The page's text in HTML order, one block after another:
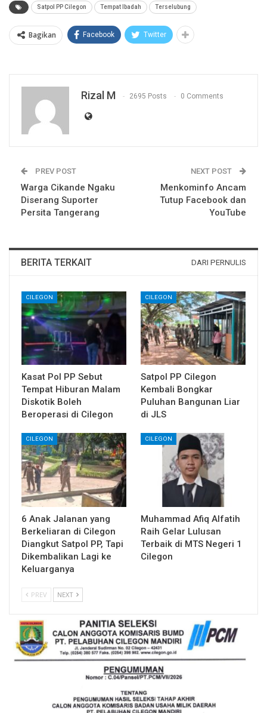
Satpol PP Cilegon Tempat Ibadah Terselubung
Bagikan Facebook Twitter
Rizal M 2695 Posts 0 Comments
PREV POST
Warga Cikande Ngaku
Diserang Suporter
Persita Tangerang
NEXT POST
Menkominfo Ancam
Tutup Facebook dan
YouTube
BERITA TERKAIT DARI PERNULIS
CILEGON
Kasat Pol PP Sebut
Tempat Hiburan Malam
Diskotik Boleh
Beroperasi di Cilegon
CILEGON
Satpol PP Cilegon
Kembali Bongkar
Puluhan Bangunan Liar
di JLS
CILEGON
6 Anak Jalanan yang
Berkeliaran di Cilegon
Diangkut Satpol PP, Tapi
Dikembalikan Lagi ke
Keluarganya
CILEGON
Muhammad Afiq Alfatih
Raih Gelar Lulusan
Terbaik di MTS Negeri 1
Cilegon
PREV NEXT